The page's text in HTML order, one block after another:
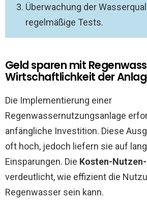
Überwachung der
regelmäßige Tests.
Geld sparen mit
Wirtschaftlichkeit der
Die Implementierung einer
Regenwassernutzungsanlage
anfängliche Investition. Diese
oft hoch, jedoch liefern sie auf
Einsparungen. Die Kosten-
verdeutlicht, wie effizient die
Regenwasser sein kann.